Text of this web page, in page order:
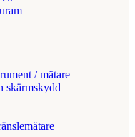
/ mätare
skärmskydd